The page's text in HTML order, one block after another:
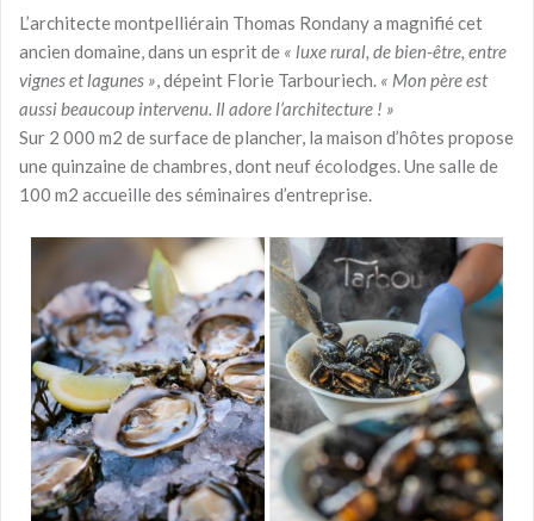
L’architecte montpelliérain Thomas Rondany a magnifié cet
ancien domaine, dans un esprit de « luxe rural, de bien-être, entre
vignes et lagunes », dépeint Florie Tarbouriech. « Mon père est
aussi beaucoup intervenu. Il adore l’architecture ! »
Sur 2 000 m2 de surface de plancher, la maison d’hôtes propose
une quinzaine de chambres, dont neuf écolodges. Une salle de
100 m2 accueille des séminaires d’entreprise.